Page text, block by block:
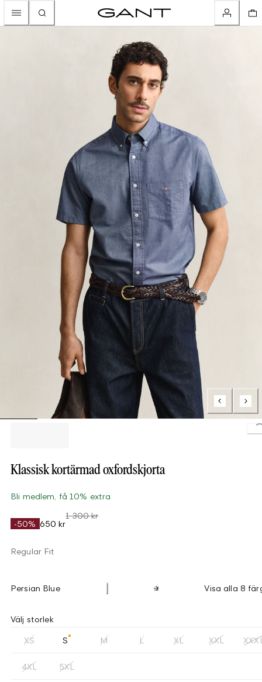
Klassisk kortärmad oxfordskjorta
Bli medlem, få 10% extra
-50% 650 kr
1 300 kr
Regular Fit
Persian Blue Visa alla 8
Välj storlek
XS S M L XL XXL
4XL 5XL